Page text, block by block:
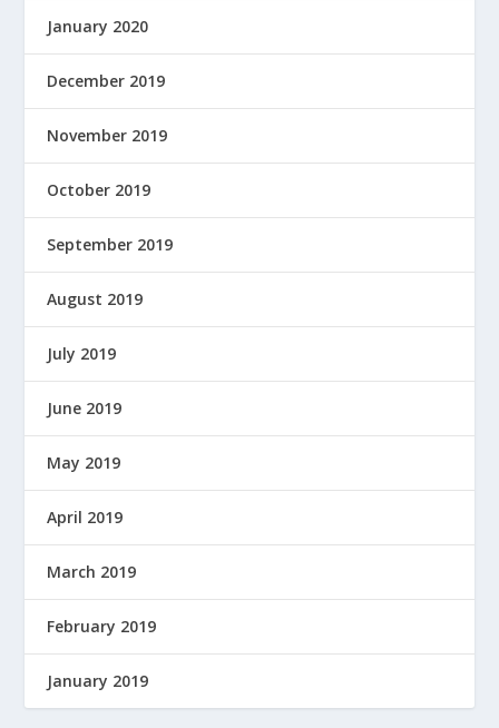
January 2020
December 2019
November 2019
October 2019
September 2019
August 2019
July 2019
June 2019
May 2019
April 2019
March 2019
February 2019
January 2019